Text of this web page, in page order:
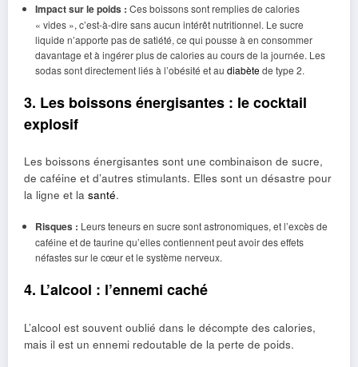
Impact sur le poids : Ces boissons sont remplies de calories
« vides », c’est-à-dire sans aucun intérêt nutritionnel. Le sucre
liquide n’apporte pas de satiété, ce qui pousse à en consommer
davantage et à ingérer plus de calories au cours de la journée. Les
sodas sont directement liés à l’obésité et au diabètede type 2.
3. Les boissons énergisantes : le cocktail
explosif
Les boissons énergisantes sont une combinaison de sucre,
de caféine et d’autres stimulants. Elles sont un désastre pour
la ligne et la santé.
Risques : Leurs teneurs en sucre sont astronomiques, et l’excès de
caféine et de taurine qu’elles contiennent peut avoir des effets
néfastes sur le cœur et le système nerveux.
4. L’alcool : l’ennemi caché
L’alcool est souvent oublié dans le décompte des calories,
mais il est un ennemi redoutable de la perte de poids.